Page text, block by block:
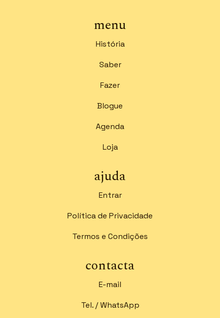
menu
História
Saber
Fazer
Blogue
Agenda
Loja
ajuda
Entrar
Política de Privacidade
Termos e Condições
contacta
E-mail
Tel. / WhatsApp